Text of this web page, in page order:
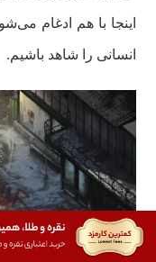
اینجا با هم ادغام
انسانی را شاهد باشیم.